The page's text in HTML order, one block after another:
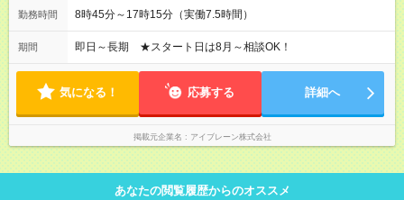
勤務時間 8時45分～17時15分（実働7.5時間）
期間 即日～長期 ★スタート日は8月～相談OK！
気になる！ 応募する 詳細へ
掲載元企業名 アイブレーン株式会社
あなたの閲覧履歴からのオススメ